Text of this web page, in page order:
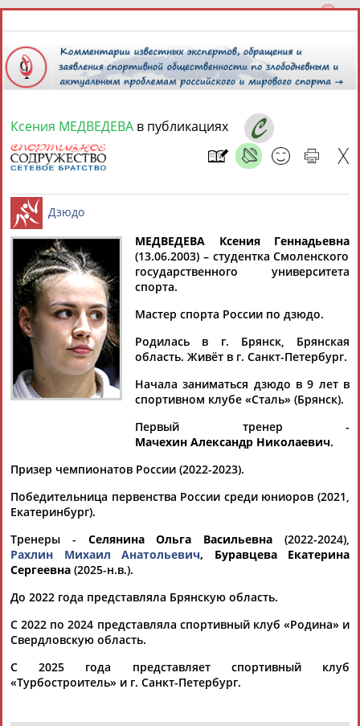
8 августа 2026 года,
СПОРТСМЕНЫ, ТРЕНЕРЫ И СПЕЦИАЛИСТЫ
Найдено: 13181персон Расширенный поиск
Аслаудин
АБАЕВ
Елена
АБАИМОВА
Мария
АБАКУМОВА
Юлия
АБАЛАКИНА
Тамилла
АБАСОВА
АБАЧАРАЕВ
Ростом
АБАШИДЗЕ
АББАТЕ-
БУЛАТОВА
АББЯСОВА
АБДИКАРИМОВААБДРАХМАНОВ
Ксения МЕДВЕДЕВА в публикациях
Дзюдо
МЕДВЕДЕВА Ксения Геннадьевна
(13.06.2003) – студентка Смоленского
государственного университета
спорта.
Мастер спорта России по дзюдо.
Родилась в г. Брянск, Брянская
область. Живёт в г. Санкт-Петербург.
Начала заниматься дзюдо в 9 лет в
спортивном клубе «Сталь» (Брянск).
Первый тренер -
Мачехин Александр Николаевич.
Призер чемпионатов России (2022-2023).
Победительница первенства России среди юниоров (2021,
Екатеринбург).
Тренеры - Селянина Ольга Васильевна (2022-2024),
Рахлин Михаил Анатольевич, Буравцева Екатерина
Сергеевна (2025-н.в.).
До 2022 года представляла Брянскую область.
С 2022 по 2024 представляла спортивный клуб «Родина» и
Свердловскую область.
С 2025 года представляет спортивный клуб
«Турбостроитель» и г. Санкт-Петербург.